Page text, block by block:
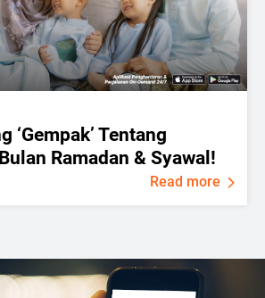
‘Gempak’ Tentang
Ramadan & Syawal!
Read more